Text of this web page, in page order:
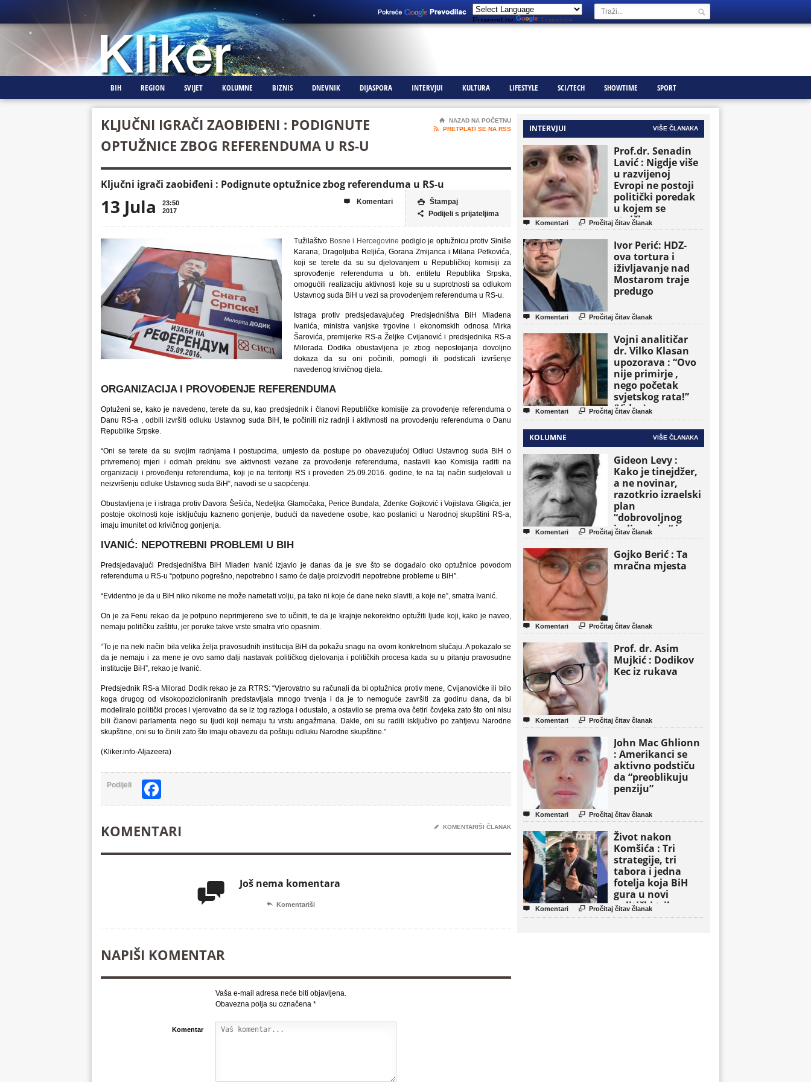
Powered by Translate
BIH REGION SVIJET KOLUMNE BIZNIS DNEVNIK DIJASPORA INTERVJUI KULTURA LIFESTYLE SCI/TECH SHOWTIME SPORT
KLJUČNI IGRAČI ZAOBIĐENI : PODIGNUTE
OPTUŽNICE ZBOG REFERENDUMA U RS-U
⌂
NAZAD NA POČETNU

PRETPLATI SE NA RSS
Ključni igrači zaobiđeni : Podignute optužnice zbog referenduma u RS-u
13 Jula
23:50
2017
 Štampaj
 Podijeli s prijateljima
 Komentari
Tužilaštvo Bosne i Hercegovine podiglo je optužnicu protiv Siniše
Karana, Dragoljuba Reljića, Gorana Zmijanca i Milana Petkovića,
koji se terete da su su djelovanjem u Republičkoj komisiji za
sprovođenje referenduma u bh. entitetu Republika Srpska,
omogućili realizaciju aktivnosti koje su u suprotnosti sa odlukom
Ustavnog suda BiH u vezi sa provođenjem referenduma u RS-u.
Istraga protiv predsjedavajućeg Predsjedništva BiH Mladena
Ivanića, ministra vanjske trgovine i ekonomskih odnosa Mirka
Šarovića, premijerke RS-a Željke Cvijanović i predsjednika RS-a
Milorada Dodika obustavljena je zbog nepostojanja dovoljno
dokaza da su oni počinili, pomogli ili podsticali izvršenje
navedenog krivičnog djela.
ORGANIZACIJA I PROVOĐENJE REFERENDUMA
Optuženi se, kako je navedeno, terete da su, kao predsjednik i članovi Republičke komisije za provođenje referenduma o
Danu RS-a , odbili izvršiti odluku Ustavnog suda BiH, te počinili niz radnji i aktivnosti na provođenju referenduma o Danu
Republike Srpske.
“Oni se terete da su svojim radnjama i postupcima, umjesto da postupe po obavezujućoj Odluci Ustavnog suda BiH o
privremenoj mjeri i odmah prekinu sve aktivnosti vezane za provođenje referenduma, nastavili kao Komisija raditi na
organizaciji i provođenju referenduma, koji je na teritoriji RS i proveden 25.09.2016. godine, te na taj način sudjelovali u
neizvršenju odluke Ustavnog suda BiH“, navodi se u saopćenju.
Obustavljena je i istraga protiv Davora Šešića, Nedeljka Glamočaka, Perice Bundala, Zdenke Gojković i Vojislava Gligića, jer
postoje okolnosti koje isključuju kazneno gonjenje, budući da navedene osobe, kao poslanici u Narodnoj skupštini RS-a,
imaju imunitet od krivičnog gonjenja.
IVANIĆ: NEPOTREBNI PROBLEMI U BIH
Predsjedavajući Predsjedništva BiH Mladen Ivanić izjavio je danas da je sve što se događalo oko optužnice povodom
referenduma u RS-u “potpuno pogrešno, nepotrebno i samo će dalje proizvoditi nepotrebne probleme u BiH”.
“Evidentno je da u BiH niko nikome ne može nametati volju, pa tako ni koje će dane neko slaviti, a koje ne”, smatra Ivanić.
On je za Fenu rekao da je potpuno neprimjereno sve to učiniti, te da je krajnje nekorektno optužiti ljude koji, kako je naveo,
nemaju političku zaštitu, jer poruke takve vrste smatra vrlo opasnim.
“To je na neki način bila velika želja pravosudnih institucija BiH da pokažu snagu na ovom konkretnom slučaju. A pokazalo se
da je nemaju i za mene je ovo samo dalji nastavak političkog djelovanja i političkih procesa kada su u pitanju pravosudne
institucije BiH”, rekao je Ivanić.
Predsjednik RS-a Milorad Dodik rekao je za RTRS: “Vjerovatno su računali da bi optužnica protiv mene, Cvijanovićke ili bilo
koga drugog od visokopozicioniranih predstavljala mnogo trvenja i da je to nemoguće završiti za godinu dana, da bi
modeliralo politički proces i vjerovatno da se iz tog razloga i odustalo, a ostavilo se prema ova četiri čovjeka zato što oni nisu
bili članovi parlamenta nego su ljudi koji nemaju tu vrstu angažmana. Dakle, oni su radili isključivo po zahtjevu Narodne
skupštine, oni su to činili zato što imaju obavezu da poštuju odluku Narodne skupštine.”
(Kliker.info-Aljazeera)
Podijeli
KOMENTARI ✎ KOMENTARIŠI ČLANAK
 Još nema komentara
 Komentariši
NAPIŠI KOMENTAR
Vaša e-mail adresa neće biti objavljena.
Obavezna polja su označena *
Komentar
INTERVJUI VIŠE ČLANAKA
Prof.dr. Senadin
Lavić : Nigdje više
u razvijenoj
Evropi ne postoji
politički poredak
u kojem se
etničke grupe
pojavljuju kao
osnovne političke
jedinice
 Komentari  Pročitaj čitav članak
Ivor Perić: HDZ-
ova tortura i
iživljavanje nad
Mostarom traje
predugo
 Komentari  Pročitaj čitav članak
Vojni analitičar
dr. Vilko Klasan
upozorava : “Ovo
nije primirje ,
nego početak
svjetskog rata!”
(Video)
 Komentari  Pročitaj čitav članak
KOLUMNE VIŠE ČLANAKA
Gideon Levy :
Kako je tinejdžer,
a ne novinar,
razotkrio izraelski
plan
“dobrovoljnog
iseljavanja ” iz
Gaze
 Komentari  Pročitaj čitav članak
Gojko Berić : Ta
mračna mjesta
 Komentari  Pročitaj čitav članak
Prof. dr. Asim
Mujkić : Dodikov
Kec iz rukava
 Komentari  Pročitaj čitav članak
John Mac Ghlionn
: Amerikanci se
aktivno podstiču
da “preoblikuju
penziju”
 Komentari  Pročitaj čitav članak
Život nakon
Komšića : Tri
strategije, tri
tabora i jedna
fotelja koja BiH
gura u novi
politički triler
 Komentari  Pročitaj čitav članak